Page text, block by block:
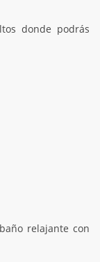
donde podrás
relajante con